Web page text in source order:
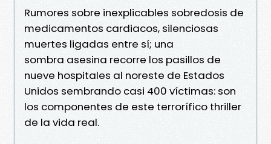
Rumores sobre inexplicables sobredosis de
medicamentos cardiacos, silenciosas
muertes ligadas entre sí; una
sombra asesina recorre los pasillos de
nueve hospitales al noreste de Estados
Unidos sembrando casi 400 víctimas: son
los componentes de este terrorífico thriller
de la vida real.